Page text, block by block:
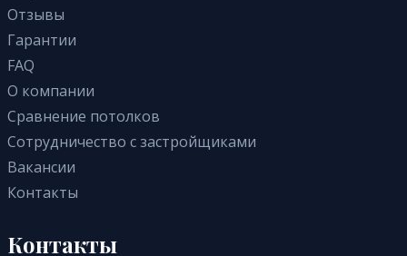
Отзывы
Гарантии
FAQ
О компании
Сравнение потолков
Сотрудничество с застройщиками
Вакансии
Контакты
Контакты